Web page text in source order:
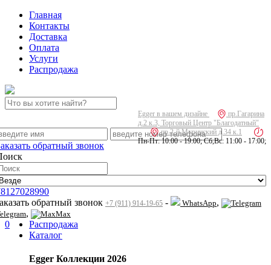
Главная
Контакты
Доставка
Оплата
Услуги
Распродажа
Egger в вашем дизайне
пр.Гагарина
д.2 к.3, Торговый Центр "Благодатный"
пр.2-й Муринский д.34 к.1
Пн-Пт: 10:00 - 19:00; Сб,Вс: 11:00 - 17:00;
обратный звонок
обратный звонок +7 (911) 914-19-65 - WhatsApp,
, Max
0
Распродажа
Каталог
Egger Коллекции 2026